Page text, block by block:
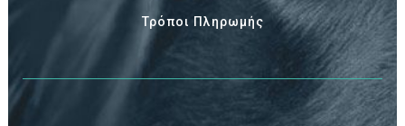
Τρόποι Πληρωμής